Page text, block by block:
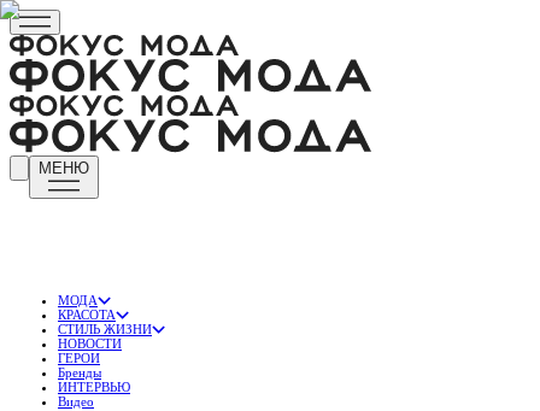
МЕНЮ
МОДА
КРАСОТА
СТИЛЬ ЖИЗНИ
НОВОСТИ
ГЕРОИ
Бренды
ИНТЕРВЬЮ
Видео